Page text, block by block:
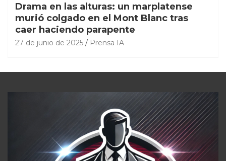
Drama en las alturas: un marplatense
murió colgado en el Mont Blanc tras
caer haciendo parapente
27 de junio de 2025 Prensa IA